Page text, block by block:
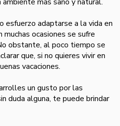
esfuerzo adaptarse a la vida en
ocasiones se sufre
obstante, al poco tiempo se
que, si no quieres vivir en
vacaciones.
un gusto por las
duda alguna, te puede brindar